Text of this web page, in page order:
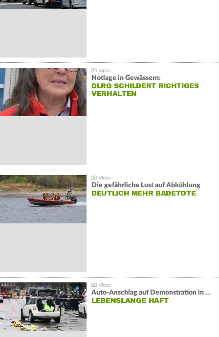
Notlage in Gewässern:
DLRG SCHILDERT RICHTIGES
VERHALTEN
Die gefährliche Lust auf Abkühlung
DEUTLICH MEHR BADETOTE
Auto-Anschlag auf Demonstration in München:
LEBENSLANGE HAFT